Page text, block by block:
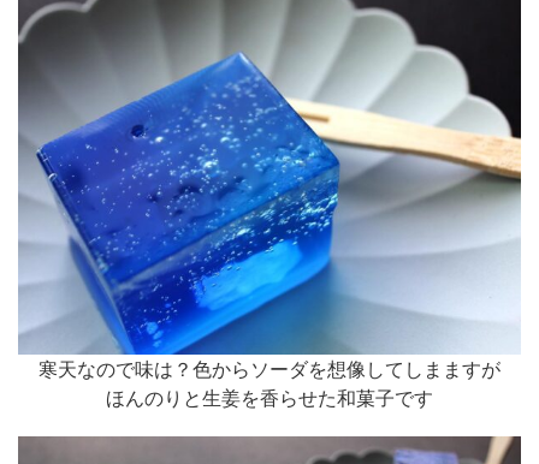
寒天なので味は？色からソーダを想像してしまますが
ほんのりと生姜を香らせた和菓子です